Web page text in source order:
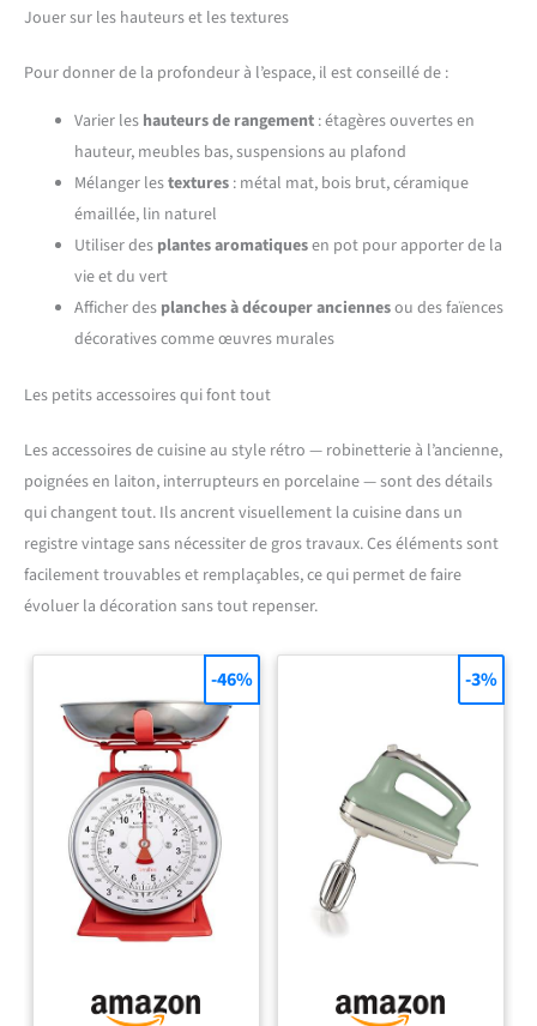
Jouer sur les hauteurs et les textures
Pour donner de la profondeur à l’espace, il est conseillé de :
Varier les hauteurs de rangement : étagères ouvertes en
hauteur, meubles bas, suspensions au plafond
Mélanger lestextures : métal mat, bois brut, céramique
émaillée, lin naturel
Utiliser des plantes aromatiquesen pot pour apporter de la
vie et du vert
Afficher des planches à découper anciennesou des faïences
décoratives comme œuvres murales
Les petits accessoires qui font tout
Les accessoires de cuisine au style rétro — robinetterie à l’ancienne,
poignées en laiton, interrupteurs en porcelaine — sont des détails
qui changent tout. Ils ancrent visuellement la cuisine dans un
registre vintage sans nécessiter de gros travaux. Ces éléments sont
facilement trouvables et remplaçables, ce qui permet de faire
évoluer la décoration sans tout repenser.
-46% -3%